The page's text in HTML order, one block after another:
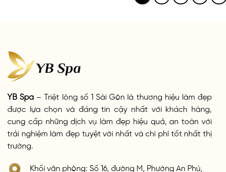
YB Spa – Triệt lông số 1 Sài Gòn là thương hiệu làm đẹp
được lựa chọn và đáng tin cậy nhất với khách hàng,
cung cấp những dịch vụ làm đẹp hiệu quả, an toàn với
trải nghiệm làm đẹp tuyệt vời nhất và chi phí tốt nhất thị
trường.
Khối văn phòng: Số 16, đường M, Phường An Phú,